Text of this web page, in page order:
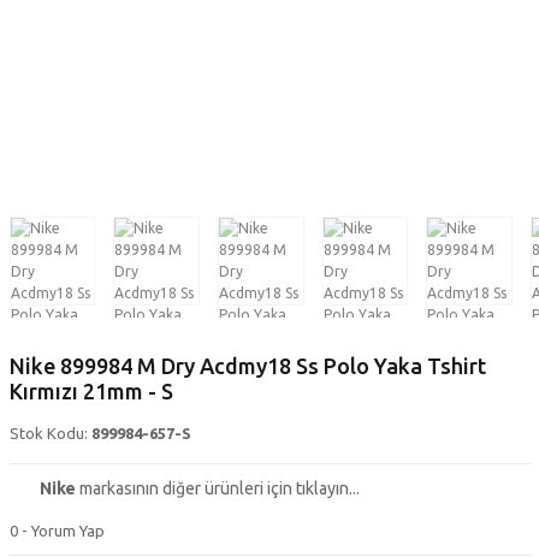
Nike 899984 M Dry Acdmy18 Ss Polo Yaka Tshirt
Kırmızı 21mm - S
Stok Kodu: 899984-657-S
Nike markasının diğer ürünleri için tıklayın...
0 - Yorum Yap